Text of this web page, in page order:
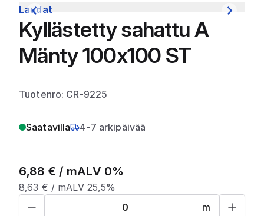
Laudat
Kyllästetty sahattu A
Mänty 100x100 ST
Tuotenro: CR-9225
Saatavilla 4-7 arkipäivää
6,88 € / mALV 0%
8,63 € / mALV 25,5%
m